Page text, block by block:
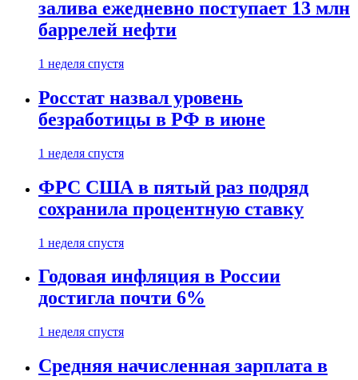
залива ежедневно поступает 13 млн
баррелей нефти
1 неделя спустя
Росстат назвал уровень
безработицы в РФ в июне
1 неделя спустя
ФРС США в пятый раз подряд
сохранила процентную ставку
1 неделя спустя
Годовая инфляция в России
достигла почти 6%
1 неделя спустя
Средняя начисленная зарплата в